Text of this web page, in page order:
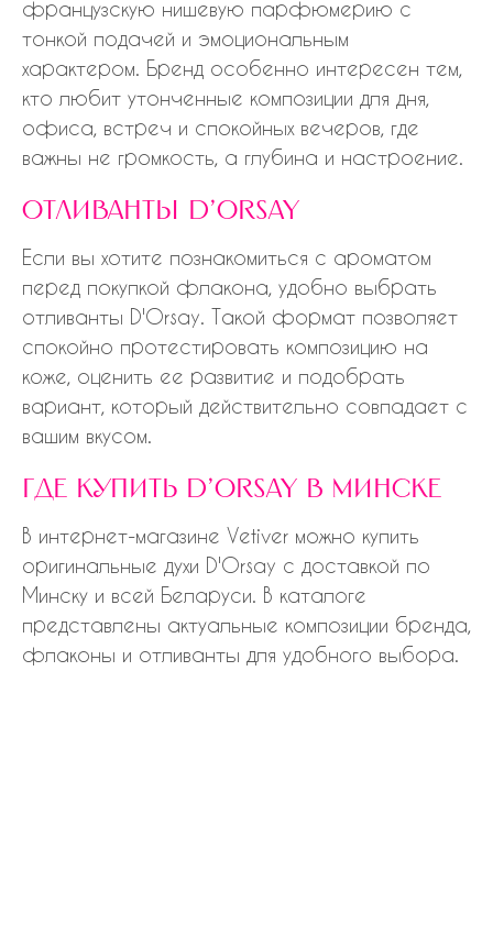
французскую нишевую парфюмерию с
тонкой подачей и эмоциональным
характером. Бренд особенно интересен тем,
кто любит утонченные композиции для дня,
офиса, встреч и спокойных вечеров, где
важны не громкость, а глубина и настроение.
отливанты d'orsay
Если вы хотите познакомиться с ароматом
перед покупкой флакона, удобно выбрать
отливанты D'Orsay. Такой формат позволяет
спокойно протестировать композицию на
коже, оценить ее развитие и подобрать
вариант, который действительно совпадает с
вашим вкусом.
где купить d'orsay в минске
В интернет-магазине Vetiver можно купить
оригинальные духи D'Orsay с доставкой по
Минску и всей Беларуси. В каталоге
представлены актуальные композиции бренда,
флаконы и отливанты для удобного выбора.